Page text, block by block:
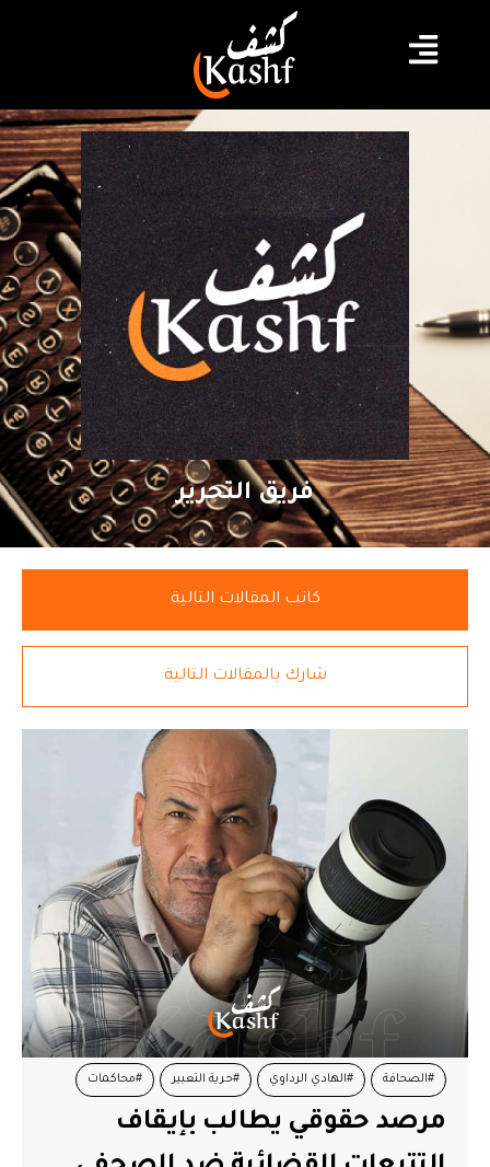
فريق التحرير
كاتب المقالات التالية
شارك بالمقالات التالية
#الصحافة #الهادي الرداوي #حرية التعبير #محاكمات
#مرصد الحرية لتونس
مرصد حقوقي يطالب بإيقاف